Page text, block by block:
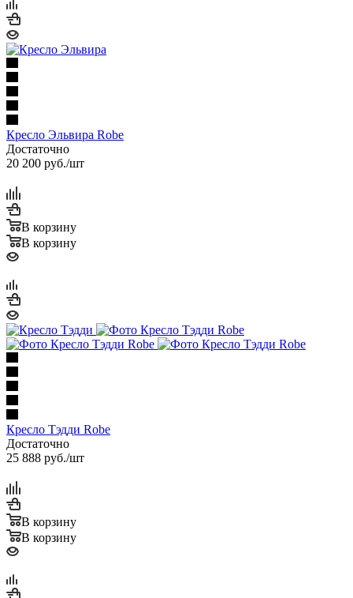
Кресло Эльвира Robe
Достаточно
20 200 руб./шт
В корзину
В корзину
Кресло Тэдди Robe
Достаточно
25 888 руб./шт
В корзину
В корзину